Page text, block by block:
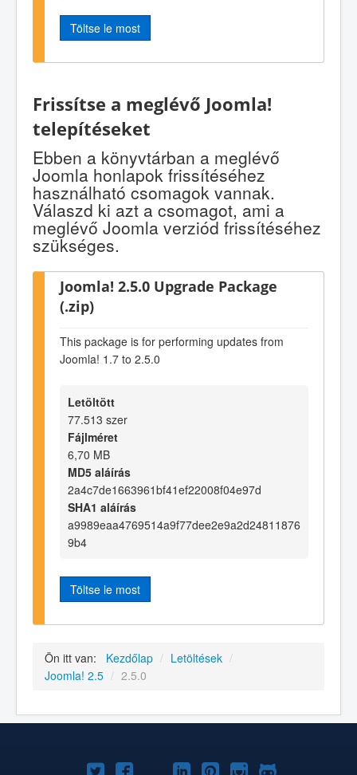
Töltse le most
Frissítse a meglévő Joomla!
telepítéseket
Ebben a könyvtárban a meglévő
Joomla honlapok frissítéséhez
használható csomagok vannak.
Válaszd ki azt a csomagot, ami a
meglévő Joomla verziód frissítéséhez
szükséges.
Joomla! 2.5.0 Upgrade Package
(.zip)
This package is for performing updates from
Joomla! 1.7 to 2.5.0
Letöltött
77.513 szer
Fájlméret
6,70 MB
MD5 aláírás
2a4c7de1663961bf41ef22008f04e97d
SHA1 aláírás
a9989eaa4769514a9f77dee2e9a2d24811876
9b4
Töltse le most
Ön itt van: Kezdőlap / Letöltések /
Joomla! 2.5 / 2.5.0